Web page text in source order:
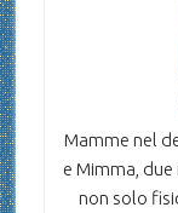
Mamme nel
e Mimma,
non solo